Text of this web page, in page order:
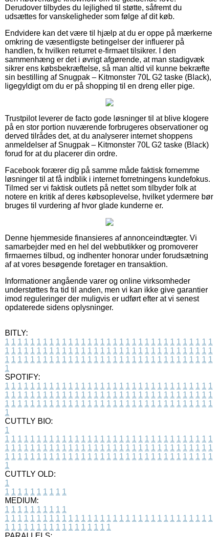
Derudover tilbydes du lejlighed til støtte, såfremt du
udsættes for vanskeligheder som følge af dit køb.
Endvidere kan det være til hjælp at du er oppe på mærkerne
omkring de væsentligste betingelser der influerer på
handlen, fx hvilken returret e-firmaet tilsikrer. I den
sammenhæng er det i øvrigt afgørende, at man stadigvæk
sikrer ens købsbekræftelse, så man altid vil kunne bekræfte
sin bestilling af Snugpak – Kitmonster 70L G2 taske (Black),
ligegyldigt om du er på shopping til en dreng eller pige.
Trustpilot leverer de facto gode løsninger til at blive klogere
på en stor portion nuværende forbrugeres observationer og
derved tilrådes det, at du analyserer internet shoppens
anmeldelser af Snugpak – Kitmonster 70L G2 taske (Black)
forud for at du placerer din ordre.
Facebook forærer dig på samme måde faktisk fornemme
løsninger til at få indblik i internet forretningens kundefokus.
Tilmed ser vi faktisk outlets på nettet som tilbyder folk at
notere en kritik af deres købsoplevelse, hvilket ydermere bør
bruges til vurdering af hvor glade kunderne er.
Denne hjemmeside finansieres af annonceindtægter. Vi
samarbejder med en hel del webbutikker og promoverer
firmaernes tilbud, og indhenter honorar under forudsætning
af at vores besøgende foretager en transaktion.
Informationer angående varer og online virksomheder
understøttes fra tid til anden, men vi kan ikke give garantier
imod reguleringer der muligvis er udført efter at vi senest
opdaterede sidens oplysninger.
BITLY:
1 1 1 1 1 1 1 1 1 1 1 1 1 1 1 1 1 1 1 1 1 1 1 1 1 1 1 1 1 1 1 1 1
1 1 1 1 1 1 1 1 1 1 1 1 1 1 1 1 1 1 1 1 1 1 1 1 1 1 1 1 1 1 1 1 1
1 1 1 1 1 1 1 1 1 1 1 1 1 1 1 1 1 1 1 1 1 1 1 1 1 1 1 1 1 1 1 1 1
1
SPOTIFY:
1 1 1 1 1 1 1 1 1 1 1 1 1 1 1 1 1 1 1 1 1 1 1 1 1 1 1 1 1 1 1 1 1
1 1 1 1 1 1 1 1 1 1 1 1 1 1 1 1 1 1 1 1 1 1 1 1 1 1 1 1 1 1 1 1 1
1 1 1 1 1 1 1 1 1 1 1 1 1 1 1 1 1 1 1 1 1 1 1 1 1 1 1 1 1 1 1 1 1
1
CUTTLY BIO:
1
1 1 1 1 1 1 1 1 1 1 1 1 1 1 1 1 1 1 1 1 1 1 1 1 1 1 1 1 1 1 1 1 1
1 1 1 1 1 1 1 1 1 1 1 1 1 1 1 1 1 1 1 1 1 1 1 1 1 1 1 1 1 1 1 1 1
1 1 1 1 1 1 1 1 1 1 1 1 1 1 1 1 1 1 1 1 1 1 1 1 1 1 1 1 1 1 1 1 1
1
CUTTLY OLD:
1
1 1 1 1 1 1 1 1 1 1
MEDIUM:
1 1 1 1 1 1 1 1 1 1
1 1 1 1 1 1 1 1 1 1 1 1 1 1 1 1 1 1 1 1 1 1 1 1 1 1 1 1 1 1 1 1 1
1 1 1 1 1 1 1 1 1 1 1 1 1 1 1 1 1